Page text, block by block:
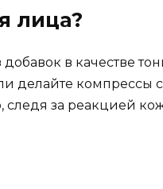
лица?
в качестве
делайте компрессы
следя за реакцией